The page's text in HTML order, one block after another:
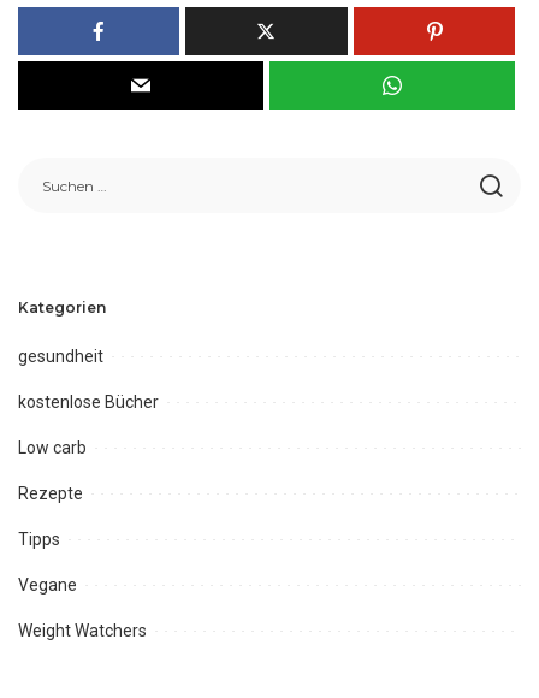
Kategorien
gesundheit
kostenlose Bücher
Low carb
Rezepte
Tipps
Vegane
Weight Watchers